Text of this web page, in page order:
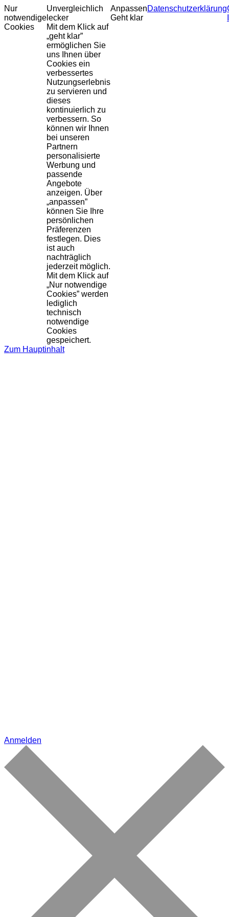
Nur
notwendige
Cookies
Unvergleichlich
lecker
Mit dem Klick auf
„geht klar”
ermöglichen Sie
uns Ihnen über
Cookies ein
verbessertes
Nutzungserlebnis
zu servieren und
dieses
kontinuierlich zu
verbessern. So
können wir Ihnen
bei unseren
Partnern
personalisierte
Werbung und
passende
Angebote
anzeigen. Über
„anpassen”
können Sie Ihre
persönlichen
Präferenzen
festlegen. Dies
ist auch
nachträglich
jederzeit möglich.
Mit dem Klick auf
„Nur notwendige
Cookies” werden
lediglich
technisch
notwendige
Cookies
gespeichert.
Anpassen
Geht klar
Datenschutzerklärung
Zum Hauptinhalt
Anmelden